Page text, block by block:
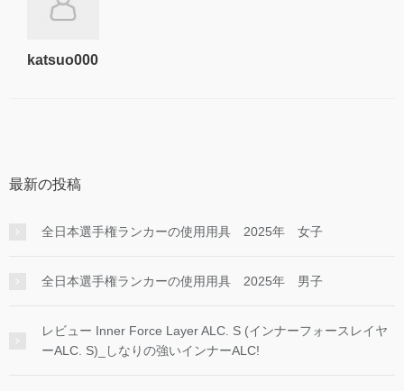
katsuo000
最新の投稿
全日本選手権ランカーの使用用具 2025年 女子
全日本選手権ランカーの使用用具 2025年 男子
レビュー Inner Force Layer ALC. S (インナーフォースレイヤ
ーALC. S)_しなりの強いインナーALC!